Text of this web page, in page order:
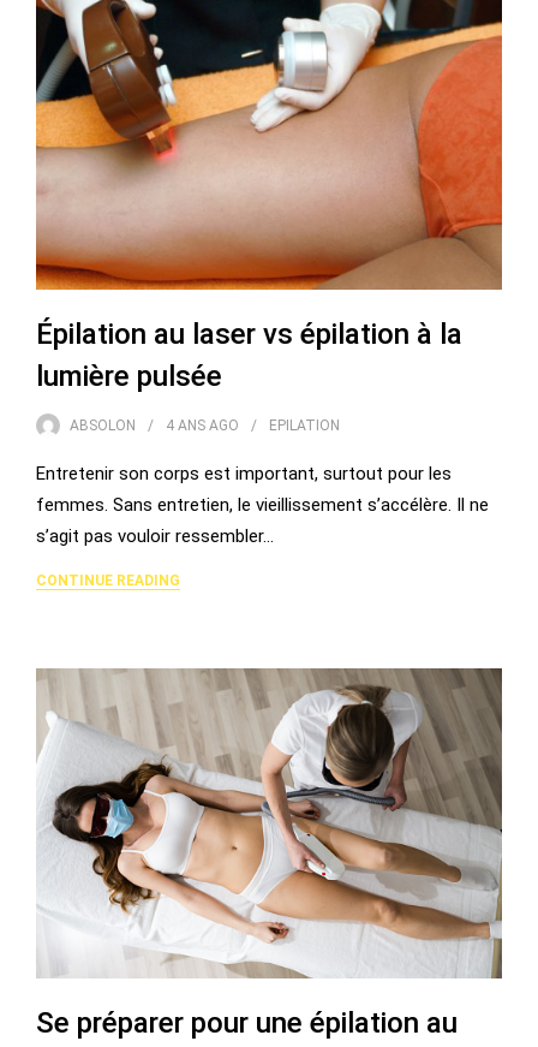
Épilation au laser vs épilation à la
lumière pulsée
ABSOLON 4 ANS AGO EPILATION
Entretenir son corps est important, surtout pour les
femmes. Sans entretien, le vieillissement s’accélère. Il ne
s’agit pas vouloir ressembler…
CONTINUE READING
Se préparer pour une épilation au